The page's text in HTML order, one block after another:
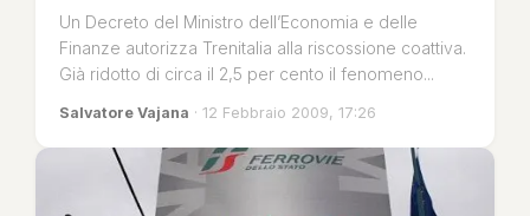
Un Decreto del Ministro dell’Economia e delle
Finanze autorizza Trenitalia alla riscossione coattiva.
Già ridotto di circa il 2,5 per cento il fenomeno...
Salvatore Vajana · 12 Febbraio 2009, 17:26